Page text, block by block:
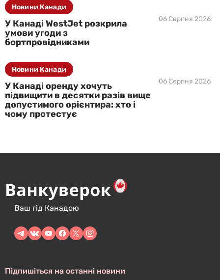
У Канаді WestJet розкрила
умови угоди з
бортпровідниками
06 Серпня 2026
Новини Канади
У Канаді оренду хочуть
підвищити в десятки разів вище
допустимого орієнтира: хто і
чому протестує
06 Серпня 2026
Новини Канади
Ваш гід Канадою
Підпишіться на останні новини